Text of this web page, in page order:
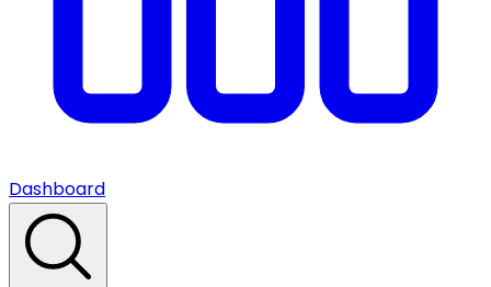
Dashboard